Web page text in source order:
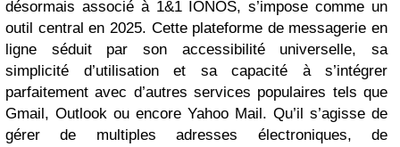
désormais associé à 1&1 IONOS, s’impose comme un
outil central en 2025. Cette plateforme de messagerie en
ligne séduit par son accessibilité universelle, sa
simplicité d’utilisation et sa capacité à s’intégrer
parfaitement avec d’autres services populaires tels que
Gmail, Outlook ou encore Yahoo Mail. Qu’il s’agisse de
gérer de multiples adresses électroniques, de